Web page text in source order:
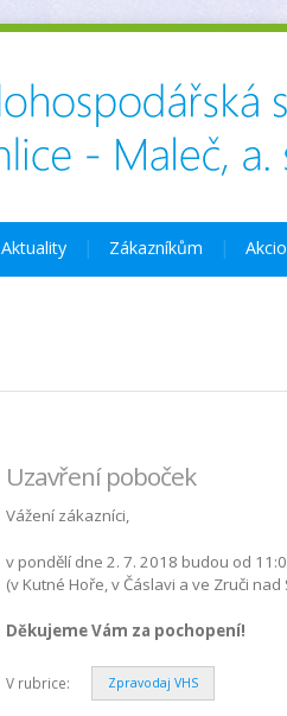
Aktuality Zákazníkům
Uzavření poboček
Vážení zákazníci,
v pondělí dne 2. 7. 2018 budou od
(v Kutné Hoře, v Čáslavi a ve Zruči nad
Děkujeme Vám za pochopení!
V rubrice: Zpravodaj VHS